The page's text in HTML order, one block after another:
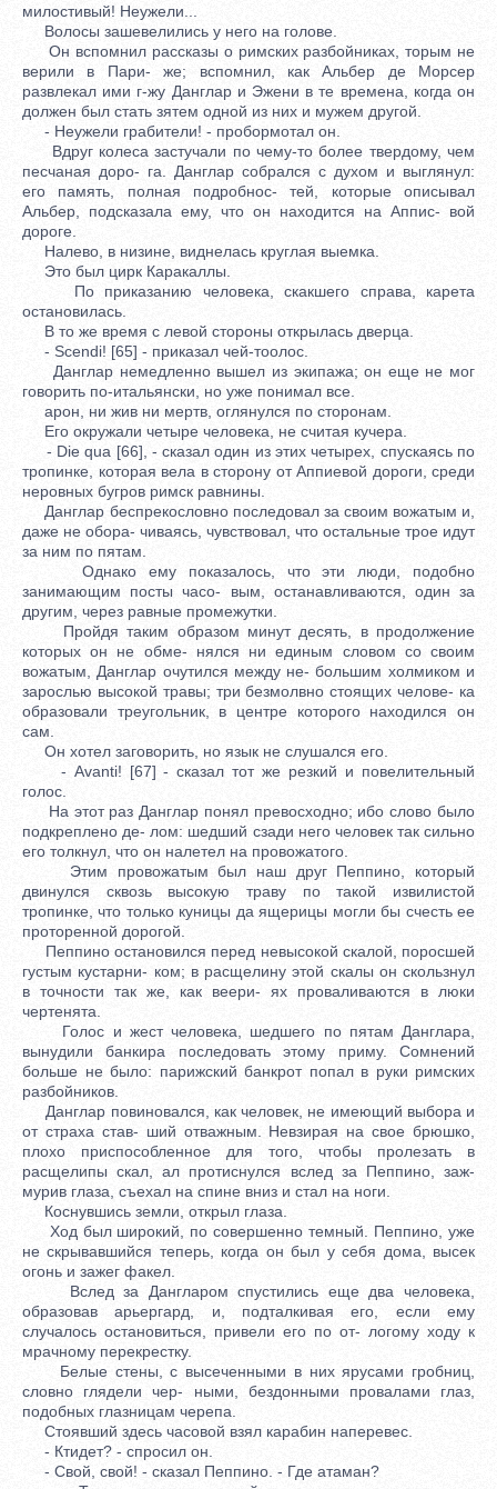
милостивый! Неужели...
Волосы зашевелились у него на голове.
Он вспомнил рассказы о римских разбойниках, торым не
верили в Пари- же; вспомнил, как Альбер де Морсер
развлекал ими г-жу Данглар и Эжени в те времена, когда он
должен был стать зятем одной из них и мужем другой.
- Неужели грабители! - пробормотал он.
Вдруг колеса застучали по чему-то более твердому, чем
песчаная доро- га. Данглар собрался с духом и выглянул:
его память, полная подробнос- тей, которые описывал
Альбер, подсказала ему, что он находится на Аппис- вой
дороге.
Налево, в низине, виднелась круглая выемка.
Это был цирк Каракаллы.
По приказанию человека, скакшего справа, карета
остановилась.
В то же время с левой стороны открылась дверца.
- Scendi! [65] - приказал чей-тоолос.
Данглар немедленно вышел из экипажа; он еще не мог
говорить по-итальянски, но уже понимал все.
арон, ни жив ни мертв, оглянулся по сторонам.
Его окружали четыре человека, не считая кучера.
- Die qua [66], - сказал один из этих четырех, спускаясь по
тропинке, которая вела в сторону от Аппиевой дороги, среди
неровных бугров римск равнины.
Данглар беспрекословно последовал за своим вожатым и,
даже не обора- чиваясь, чувствовал, что остальные трое идут
за ним по пятам.
Однако ему показалось, что эти люди, подобно
занимающим посты часо- вым, останавливаются, один за
другим, через равные промежутки.
Пройдя таким образом минут десять, в продолжение
которых он не обме- нялся ни единым словом со своим
вожатым, Данглар очутился между не- большим холмиком и
зарослью высокой травы; три безмолвно стоящих челове- ка
образовали треугольник, в центре которого находился он
сам.
Он хотел заговорить, но язык не слушался его.
- Avanti! [67] - сказал тот же резкий и повелительный
голос.
На этот раз Данглар понял превосходно; ибо слово было
подкреплено де- лом: шедший сзади него человек так сильно
его толкнул, что он налетел на провожатого.
Этим провожатым был наш друг Пеппино, который
двинулся сквозь высокую траву по такой извилистой
тропинке, что только куницы да ящерицы могли бы счесть ее
проторенной дорогой.
Пеппино остановился перед невысокой скалой, поросшей
густым кустарни- ком; в расщелину этой скалы он скользнул
в точности так же, как веери- ях проваливаются в люки
чертенята.
Голос и жест человека, шедшего по пятам Данглара,
вынудили банкира последовать этому приму. Сомнений
больше не было: парижский банкрот попал в руки римских
разбойников.
Данглар повиновался, как человек, не имеющий выбора и
от страха став- ший отважным. Невзирая на свое брюшко,
плохо приспособленное для того, чтобы пролезать в
расщелипы скал, ал протиснулся вслед за Пеппино, заж-
мурив глаза, съехал на спине вниз и стал на ноги.
Коснувшись земли, открыл глаза.
Ход был широкий, по совершенно темный. Пеппино, уже
не скрывавшийся теперь, когда он был у себя дома, высек
огонь и зажег факел.
Вслед за Дангларом спустились еще два человека,
образовав арьергард, и, подталкивая его, если ему
случалось остановиться, привели его по от- логому ходу к
мрачному перекрестку.
Белые стены, с высеченными в них ярусами гробниц,
словно глядели чер- ными, бездонными провалами глаз,
подобных глазницам черепа.
Стоявший здесь часовой взял карабин наперевес.
- Ктидет? - спросил он.
- Свой, свой! - сказал Пеппино. - Где атаман?